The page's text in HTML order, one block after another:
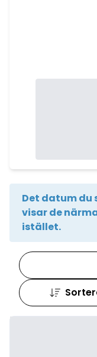
Det datum du
visar de
istället.